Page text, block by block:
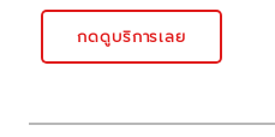
กดดูบริการเลย